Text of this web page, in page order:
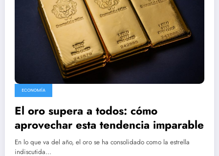
ECONOMÍA
El oro supera a todos: cómo
aprovechar esta tendencia imparable
En lo que va del año, el oro se ha consolidado como la estrella
indiscutida…